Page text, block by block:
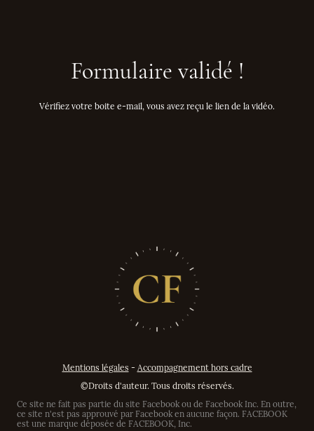
Formulaire validé !
Vérifiez votre boite e-mail, vous avez reçu le lien de la vidéo.
Mentions légales - Accompagnement hors cadre
©Droits d'auteur. Tous droits réservés.
Ce site ne fait pas partie du site Facebook ou de Facebook Inc. En outre,
ce site n'est pas approuvé par Facebook en aucune façon. FACEBOOK
est une marque déposée de FACEBOOK, Inc.